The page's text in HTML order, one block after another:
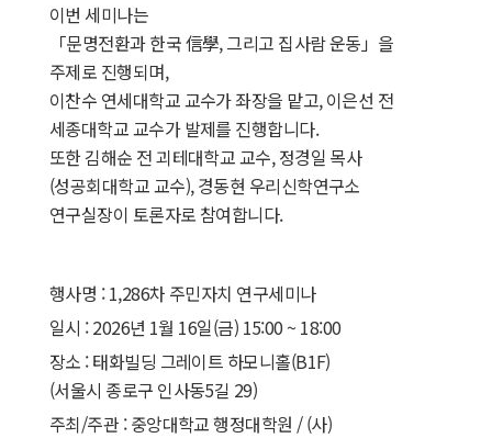
이번 세미나는
「문명전환과 한국 信學, 그리고 집사람 운동」을
주제로 진행되며,
이찬수 연세대학교 교수가 좌장을 맡고, 이은선 전
세종대학교 교수가 발제를 진행합니다.
또한 김해순 전 괴테대학교 교수, 정경일 목사
(성공회대학교 교수), 경동현 우리신학연구소
연구실장이 토론자로 참여합니다.
행사명 : 1,286차 주민자치 연구세미나
일시 : 2026년 1월 16일(금) 15:00 ~ 18:00
장소 : 태화빌딩 그레이트 하모니홀(B1F)
(서울시 종로구 인사동5길 29)
주최/주관 : 중앙대학교 행정대학원 / (사)